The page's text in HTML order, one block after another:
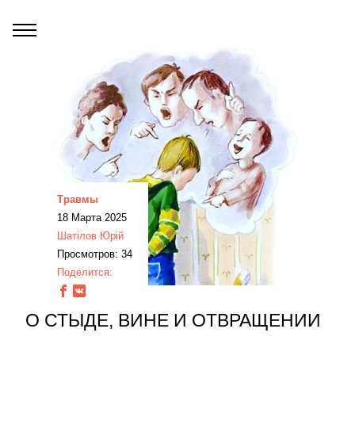
Травмы
18 Марта 2025
Шатілов Юрій
Просмотров: 34
Поделится:
О СТЫДЕ, ВИНЕ И ОТВРАЩЕНИИ